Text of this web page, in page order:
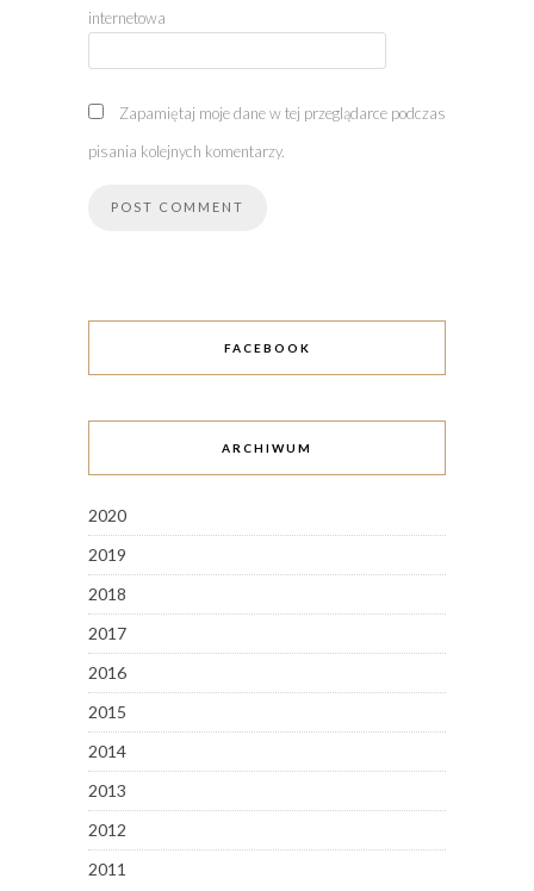
internetowa
Zapamiętaj moje dane w tej przeglądarce podczas
pisania kolejnych komentarzy.
FACEBOOK
ARCHIWUM
2020
2019
2018
2017
2016
2015
2014
2013
2012
2011